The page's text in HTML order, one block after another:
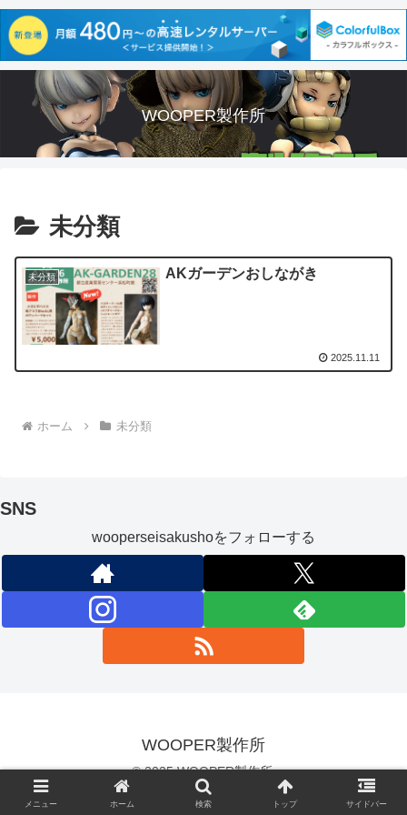
WOOPER製作所
未分類
未分類 AKガーデンおしながき
2025.11.11
ホーム 未分類
SNS
wooperseisakushoをフォローする
WOOPER製作所
© 2025 WOOPER製作所.
メニュー ホーム 検索 トップ サイドバー